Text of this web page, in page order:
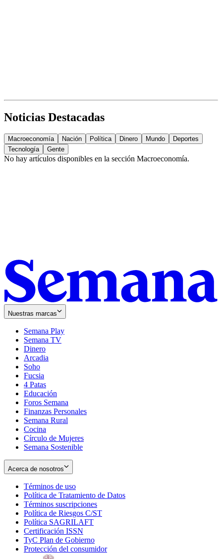
Noticias Destacadas
Macroeconomía Nación Política Dinero Mundo
Deportes
Tecnología
Gente
No hay artículos disponibles en la sección Macroeconomía.
Nuestras marcas
Semana Play
Semana TV
Dinero
Arcadia
Soho
in
new
window
Fucsia
in
new
window
4 Patas
Educación
Foros Semana
Finanzas Personales
Semana Rural
Cocina
Círculo de Mujeres
Semana Sostenible
Acerca de nosotros
Términos de uso
in
new
window
Política de Tratamiento de Datos
Términos suscripciones
in
Política de Riesgos C/ST
Política SAGRILAFT
new
window
Certificación ISSN
in
new
TyC Plan de Gobierno
in
Protección del consumidorOpens